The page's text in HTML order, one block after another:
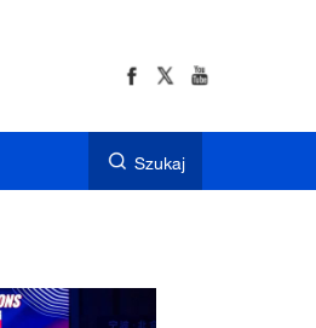
Szukaj